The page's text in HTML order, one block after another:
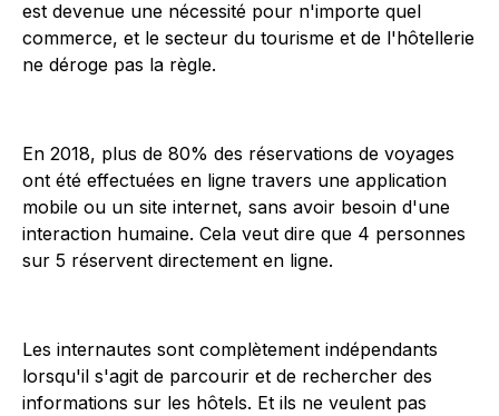
est devenue une nécessité pour n'importe quel
commerce, et le secteur du tourisme et de l'hôtellerie
ne déroge pas la règle.
En 2018, plus de 80% des réservations de voyages
ont été effectuées en ligne travers une application
mobile ou un site internet, sans avoir besoin d'une
interaction humaine. Cela veut dire que 4 personnes
sur 5 réservent directement en ligne.
Les internautes sont complètement indépendants
lorsqu'il s'agit de parcourir et de rechercher des
informations sur les hôtels. Et ils ne veulent pas